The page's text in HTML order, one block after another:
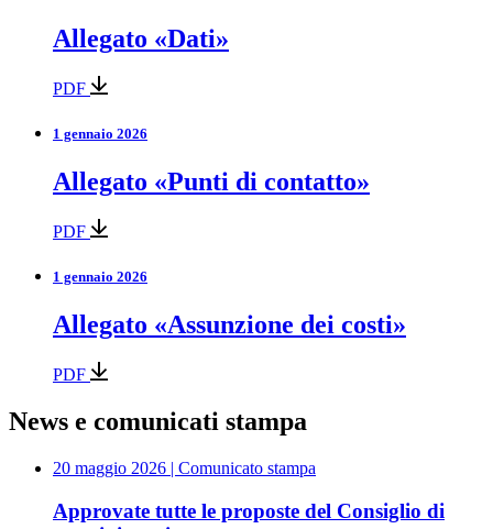
Allegato «Dati»
PDF
1 gennaio 2026
Allegato «Punti di contatto»
PDF
1 gennaio 2026
Allegato «Assunzione dei costi»
PDF
News e comunicati stampa
20 maggio 2026 | Comunicato stampa
Approvate tutte le proposte del Consiglio di